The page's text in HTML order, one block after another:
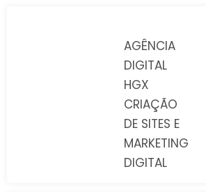
AGÊNCIA
DIGITAL
HGX
CRIAÇÃO
DE SITES E
MARKETING
DIGITAL